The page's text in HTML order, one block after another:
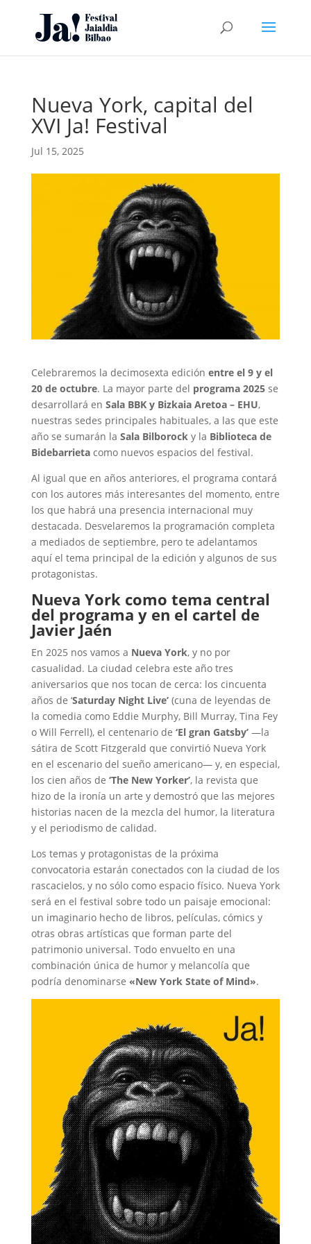
Nueva York, capital del
XVI Ja! Festival
Jul 15, 2025
Celebraremos la decimosexta edición entre el 9 y el
20 de octubre. La mayor parte del programa 2025se
desarrollará en Sala BBK y Bizkaia Aretoa – EHU,
nuestras sedes principales habituales, a las que este
año se sumarán la Sala Bilborock y la Biblioteca de
Bidebarrietacomo nuevos espacios del festival.
Al igual que en años anteriores, el programa contará
con los autores más interesantes del momento, entre
los que habrá una presencia internacional muy
destacada. Desvelaremos la programación completa
a mediados de septiembre, pero te adelantamos
aquí el tema principal de la edición y algunos de sus
protagonistas.
Nueva York como tema central
del programa y en el cartel de
Javier Jaén
En 2025 nos vamos a Nueva York, y no por
casualidad. La ciudad celebra este año tres
aniversarios que nos tocan de cerca: los cincuenta
años de ‘Saturday Night Live’(cuna de leyendas de
la comedia como Eddie Murphy, Bill Murray, Tina Fey
o Will Ferrell), el centenario de ‘El gran Gatsby’—la
sátira de Scott Fitzgerald que convirtió Nueva York
en el escenario del sueño americano— y, en especial,
los cien años de ‘The New Yorker’, la revista que
hizo de la ironía un arte y demostró que las mejores
historias nacen de la mezcla del humor, la literatura
y el periodismo de calidad.
Los temas y protagonistas de la próxima
convocatoria estarán conectados con la ciudad de los
rascacielos, y no sólo como espacio físico. Nueva York
será en el festival sobre todo un paisaje emocional:
un imaginario hecho de libros, películas, cómics y
otras obras artísticas que forman parte del
patrimonio universal. Todo envuelto en una
combinación única de humor y melancolía que
podría denominarse «New York State of Mind».